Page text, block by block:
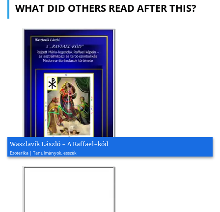
WHAT DID OTHERS READ AFTER THIS?
Waszlavik László - A Raffael-kód
Ezoterika | Tanulmányok, esszék